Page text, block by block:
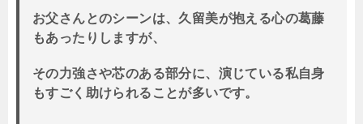
お父さんとのシーンは、久留美が抱える心の葛藤
もあったりしますが、
その力強さや芯のある部分に、演じている私自身
もすごく助けられることが多いです。